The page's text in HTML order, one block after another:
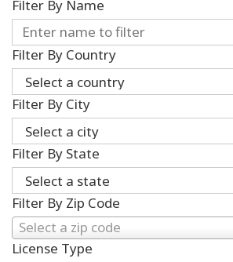
Filter By Name
Filter By Country
Filter By City
Filter By State
Filter By Zip Code
Select a zip code
License Type